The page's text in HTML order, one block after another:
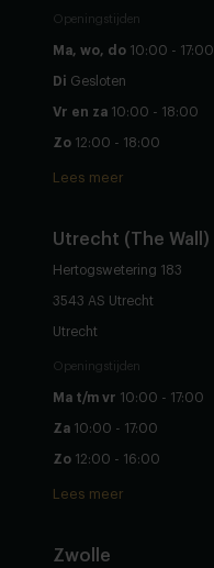
Openingstijden
Ma, wo, do 10:00 - 17:00
Di Gesloten
Vr en za 10:00 - 18:00
Zo 12:00 - 18:00
Lees meer
Utrecht (The Wall)
Hertogswetering 183
3543 AS Utrecht
Utrecht
Openingstijden
Ma t/m vr 10:00 - 17:00
Za 10:00 - 17:00
Zo 12:00 - 16:00
Lees meer
Zwolle